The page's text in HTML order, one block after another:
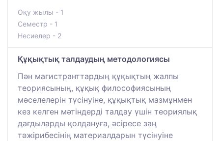
Оқу жылы - 1
Семестр - 1
Несиелер - 2
Құқықтық талдаудың методологиясы
Пән магистранттардың құқықтың жалпы
теориясының, құқық философиясының
мәселелерін түсінуіне, құқықтық мазмұнмен
кез келген мәтіндерді талдау үшін теориялық
дағдыларды қолдануға, әсіресе заң
тәжірибесінің материалдарын түсінуіне